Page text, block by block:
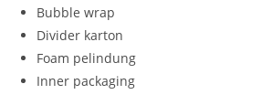
Bubble wrap
Divider karton
Foam pelindung
Inner packaging